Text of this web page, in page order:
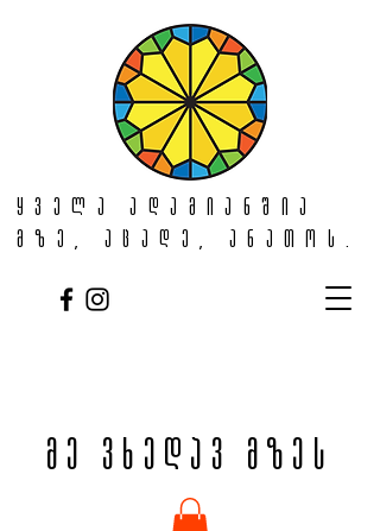
მე ვხედავ მზეს
ყველა ადამიანშია
მზე, აცადე, ანათოს.